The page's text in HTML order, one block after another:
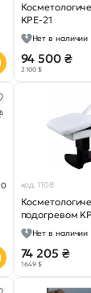
KPE-21
Нет в наличии
94 500 ₴
2 100 $
0 код 1108
подогревом
(ZD-866)
Нет в наличии
74 205 ₴
1 649 $